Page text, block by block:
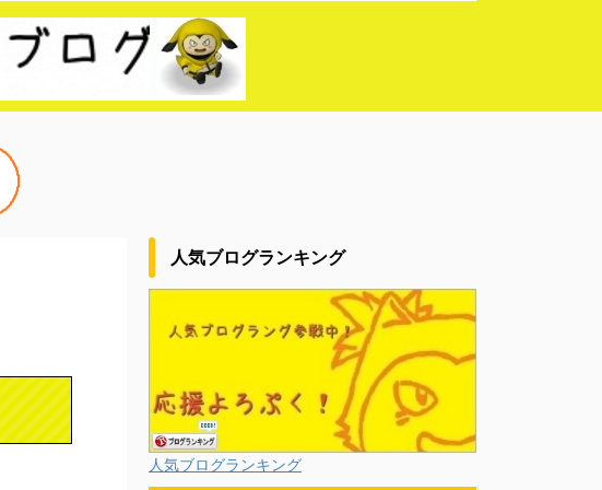
人気ブログランキング
人気ブログランキング